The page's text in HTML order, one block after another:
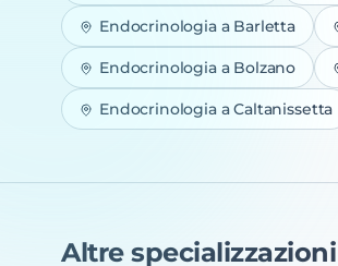
Endocrinologiaa Barletta
Endocrinologiaa Bolzano
EndocrinologiaaCaltanissetta
Altre specializzazioni